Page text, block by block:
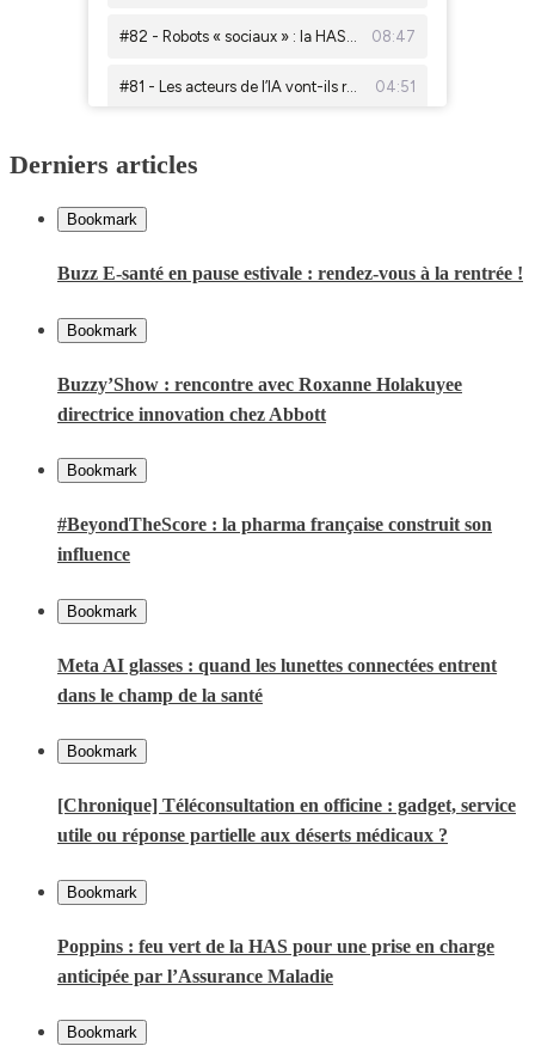
Derniers articles
Bookmark
Buzz E-santé en pause estivale : rendez-vous à la rentrée !
Bookmark
Buzzy’Show : rencontre avec Roxanne Holakuyee
directrice innovation chez Abbott
Bookmark
#BeyondTheScore : la pharma française construit son
influence
Bookmark
Meta AI glasses : quand les lunettes connectées entrent
dans le champ de la santé
Bookmark
[Chronique] Téléconsultation en officine : gadget, service
utile ou réponse partielle aux déserts médicaux ?
Bookmark
Poppins : feu vert de la HAS pour une prise en charge
anticipée par l’Assurance Maladie
Bookmark